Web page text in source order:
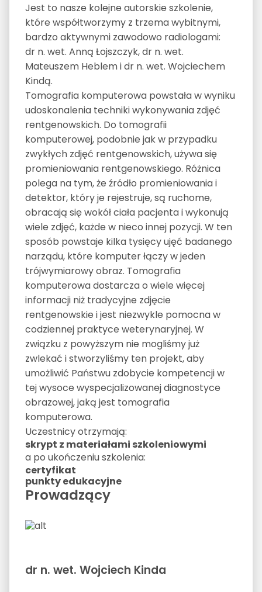
Jest to nasze kolejne autorskie szkolenie,
które współtworzymy z trzema wybitnymi,
bardzo aktywnymi zawodowo radiologami:
dr n. wet. Anną Łojszczyk, dr n. wet.
Mateuszem Heblem i dr n. wet. Wojciechem
Kindą.
Tomografia komputerowa powstała w wyniku
udoskonalenia techniki wykonywania zdjęć
rentgenowskich. Do tomografii
komputerowej, podobnie jak w przypadku
zwykłych zdjęć rentgenowskich, używa się
promieniowania rentgenowskiego. Różnica
polega na tym, że źródło promieniowania i
detektor, który je rejestruje, są ruchome,
obracają się wokół ciała pacjenta i wykonują
wiele zdjęć, każde w nieco innej pozycji. W ten
sposób powstaje kilka tysięcy ujęć badanego
narządu, które komputer łączy w jeden
trójwymiarowy obraz. Tomografia
komputerowa dostarcza o wiele więcej
informacji niż tradycyjne zdjęcie
rentgenowskie i jest niezwykle pomocna w
codziennej praktyce weterynaryjnej. W
związku z powyższym nie mogliśmy już
zwlekać i stworzyliśmy ten projekt, aby
umożliwić Państwu zdobycie kompetencji w
tej wysoce wyspecjalizowanej diagnostyce
obrazowej, jaką jest tomografia
komputerowa.
Uczestnicy otrzymają:
skrypt z materiałami szkoleniowymi
a po ukończeniu szkolenia:
certyfikat
punkty edukacyjne
Prowadzący
dr n. wet. Wojciech Kinda